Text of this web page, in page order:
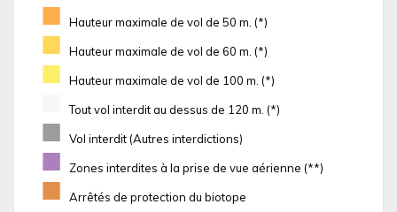
■ Hauteur maximale de vol de 50 m. (*)
■ Hauteur maximale de vol de 60 m. (*)
■ Hauteur maximale de vol de 100 m. (*)
Tout vol interdit au dessus de 120 m. (*)
■ Vol interdit (Autres interdictions)
■ Zones interdites à la prise de vue aérienne (**)
■ Arrêtés de protection du biotope